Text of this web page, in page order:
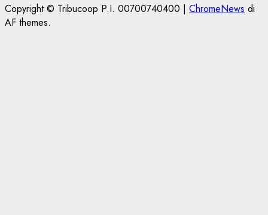
Copyright © Tribucoop P.I. 00700740400 | ChromeNews di
AF themes.